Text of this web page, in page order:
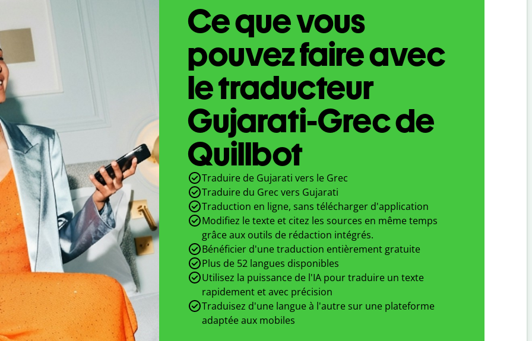
Ce que vous
pouvez faire avec
le traducteur
Gujarati-Grec de
Quillbot
Traduire de Gujarati vers le Grec
Traduire du Grec vers Gujarati
Traduction en ligne, sans télécharger d'application
Modifiez le texte et citez les sources en même temps
grâce aux outils de rédaction intégrés.
Bénéficier d'une traduction entièrement gratuite
Plus de 52 langues disponibles
Utilisez la puissance de l'IA pour traduire un texte
rapidement et avec précision
Traduisez d'une langue à l'autre sur une plateforme
adaptée aux mobiles